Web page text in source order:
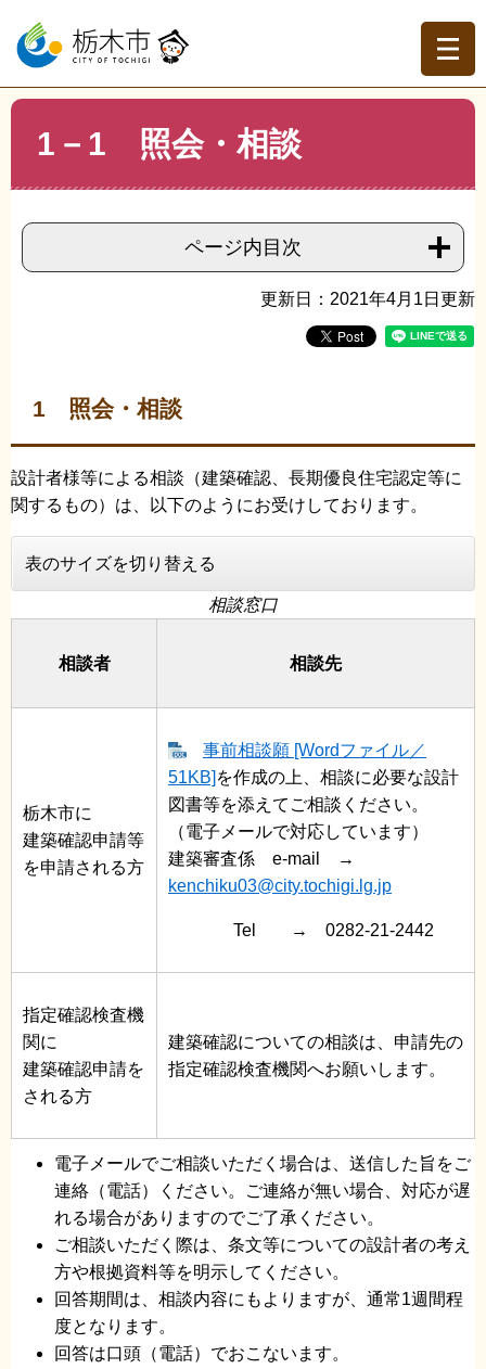
ー
の
先
ニ
ー
を
トップページ 組織でさがす >建築指導課
1－1 照会・相談
ページ内目次
更新日：2021年4月1日更新
1 照会・相談
設計者様等による相談（建築確認、長期優良住宅認定等に
関するもの）は、以下のようにお受けしております。
表のサイズを切り替える
相談窓口
相談者 相談先
栃木市に
建築確認申請等
を申請される方
事前相談願 [Wordファイル／
51KB] を作成の上、相談に必要な設計
図書等を添えてご相談ください。
（電子メールで対応しています）
建築審査係 e-mail →
kenchiku03@city.tochigi.lg.jp
Tel → 0282-21-2442
指定確認検査機
関に
建築確認申請を
される方
建築確認についての相談は、申請先の
指定確認検査機関へお願いします。
電子メールでご相談いただく場合は、送信した旨をご
連絡（電話）ください。ご連絡が無い場合、対応が遅
れる場合がありますのでご了承ください。
ご相談いただく際は、条文等についての設計者の考え
方や根拠資料等を明示してください。
回答期間は、相談内容にもよりますが、通常1週間程
度となります。
回答は口頭（電話）でおこないます。